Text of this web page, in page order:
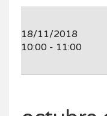
18/11/2018
10:00 - 11:00